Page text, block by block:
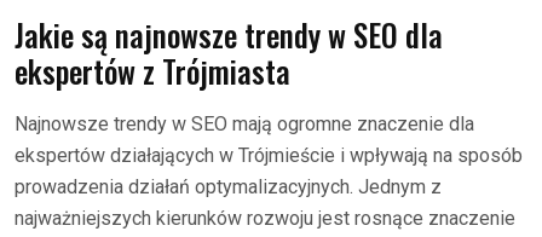
Jakie są najnowsze trendy w SEO dla
ekspertów z Trójmiasta
Najnowsze trendy w SEO mają ogromne znaczenie dla
ekspertów działających w Trójmieście i wpływają na sposób
prowadzenia działań optymalizacyjnych. Jednym z
najważniejszych kierunków rozwoju jest rosnące znaczenie